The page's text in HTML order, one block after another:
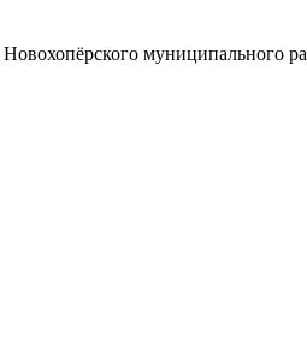
Новохопёрского муниципального